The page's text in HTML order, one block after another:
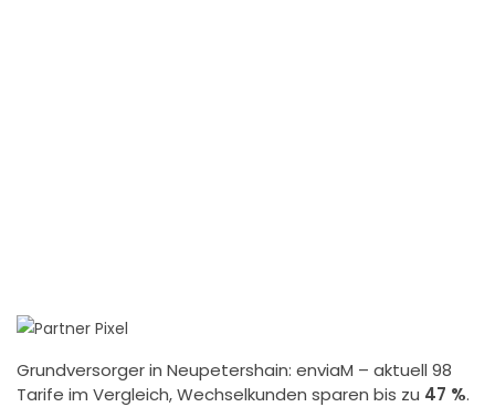
Grundversorger in Neupetershain: enviaM – aktuell 98
Tarife im Vergleich, Wechselkunden sparen bis zu 47 %.